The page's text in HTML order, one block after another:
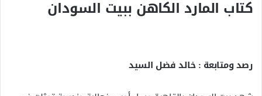
و
كتاب المارد الكاهن ببيت السودان
رصد ومتابعة : خالد فضل السيد